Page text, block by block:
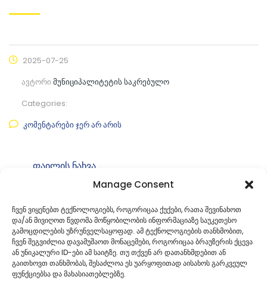
Manage Consent
ჩვენ ვიყენებთ ტექნოლოგიებს, როგორიცაა ქუქები, რათა შევინახოთ
და/ან მივიღოთ წვდომა მოწყობილობის ინფორმაციაზე საუკეთესო
გამოცდილების უზრუნველსაყოფად. ამ ტექნოლოგიების თანხმობით,
ჩვენ შეგვიძლია დავამუშაოთ მონაცემები, როგორიცაა ბრაუზერის ქცევა
ან უნიკალური ID-ები ამ საიტზე. თუ თქვენ არ დათანხმდებით ან
გაითხოვთ თანხმობას, შესაძლოა ეს უარყოფითად აისახოს გარკვეულ
ფუნქციებსა და მახასიათებლებზე.
2025-07-25
ავტორი მუნიციპალიტეტის საკრებულო
Categories:
კომენტარები ჯერ არ არის
ფაილის ნახვა
კატეგორიასაკრებულოს დადგენილებები
ID:25